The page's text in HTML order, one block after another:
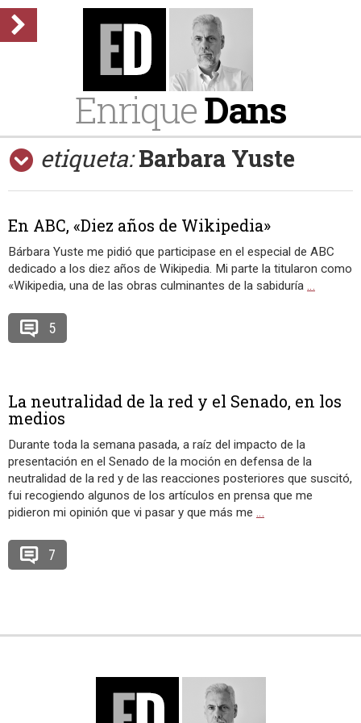
EnriqueDans
etiqueta: Barbara Yuste
En ABC, «Diez años de Wikipedia»
Bárbara Yuste me pidió que participase en el especial de ABC
dedicado a los diez años de Wikipedia. Mi parte la titularon como
«Wikipedia, una de las obras culminantes de la sabiduría …
5
La neutralidad de la red y el Senado, en los
medios
Durante toda la semana pasada, a raíz del impacto de la
presentación en el Senado de la moción en defensa de la
neutralidad de la red y de las reacciones posteriores que suscitó,
fui recogiendo algunos de los artículos en prensa que me
pidieron mi opinión que vi pasar y que más me …
7